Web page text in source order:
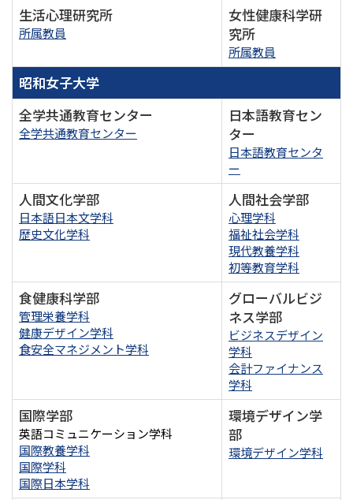
生活心理研究所
所属教員
女性健康科学研
究所
所属教員
昭和女子大学
全学共通教育センター
全学共通教育センター
日本語教育セン
ター
日本語教育センタ
ー
人間文化学部
日本語日本文学科
歴史文化学科
人間社会学部
心理学科
福祉社会学科
現代教養学科
初等教育学科
食健康科学部
管理栄養学科
健康デザイン学科
食安全マネジメント学科
グローバルビジ
ネス学部
ビジネスデザイン
学科
会計ファイナンス
学科
国際学部
英語コミュニケーション学科
国際教養学科
国際学科
国際日本学科
環境デザイン学
部
環境デザイン学科